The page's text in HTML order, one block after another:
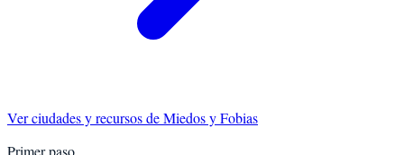
Ver ciudades y recursos deMiedos y Fobias
Primer paso